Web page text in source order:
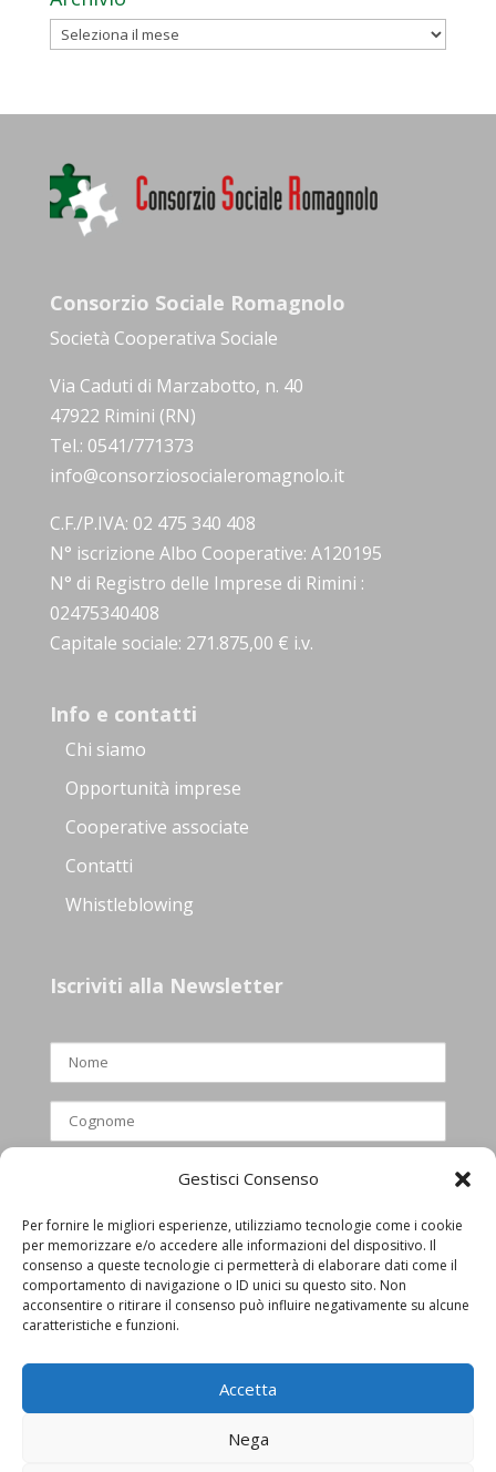
Gestisci Consenso
Per fornire le migliori esperienze, utilizziamo tecnologie come i cookie
per memorizzare e/o accedere alle informazioni del dispositivo. Il
consenso a queste tecnologie ci permetterà di elaborare dati come il
comportamento di navigazione o ID unici su questo sito. Non
acconsentire o ritirare il consenso può influire negativamente su alcune
caratteristiche e funzioni.
Accetta
Nega
Archivio
Consorzio Sociale Romagnolo
Società Cooperativa Sociale
Via Caduti di Marzabotto, n. 40
47922 Rimini (RN)
Tel.: 0541/771373
info@consorziosocialeromagnolo.it
C.F./P.IVA: 02 475 340 408
N° iscrizione Albo Cooperative: A120195
N° di Registro delle Imprese di Rimini :
02475340408
Capitale sociale: 271.875,00 € i.v.
Info e contatti
Chi siamo
Opportunità imprese
Cooperative associate
Contatti
Whistleblowing
Iscriviti alla Newsletter
Ho letto e accettato l’informativa
privacy